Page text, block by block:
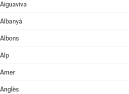
Aiguaviva
Albanyà
Albons
Alp
Amer
Anglès